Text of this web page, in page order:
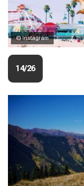
© Instagram
14/26